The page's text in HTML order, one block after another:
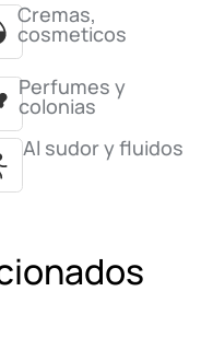
Cremas,
cosmeticos
Perfumes y
colonias
Al sudor y fluidos